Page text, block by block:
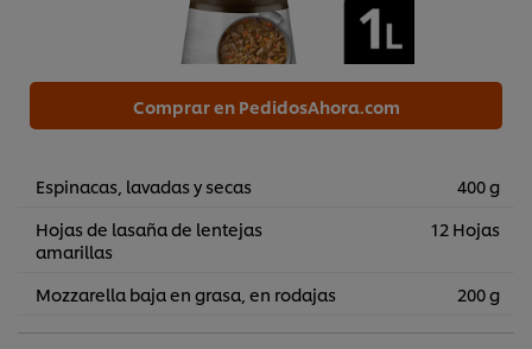
Comprar en PedidosAhora.com
Espinacas, lavadas y secas
400 g
Hojas de lasaña de lentejas
amarillas
12 Hojas
Mozzarella baja en grasa, en rodajas 200 g